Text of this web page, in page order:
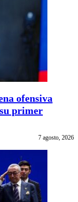
ofensiva
primer
7 agosto, 2026